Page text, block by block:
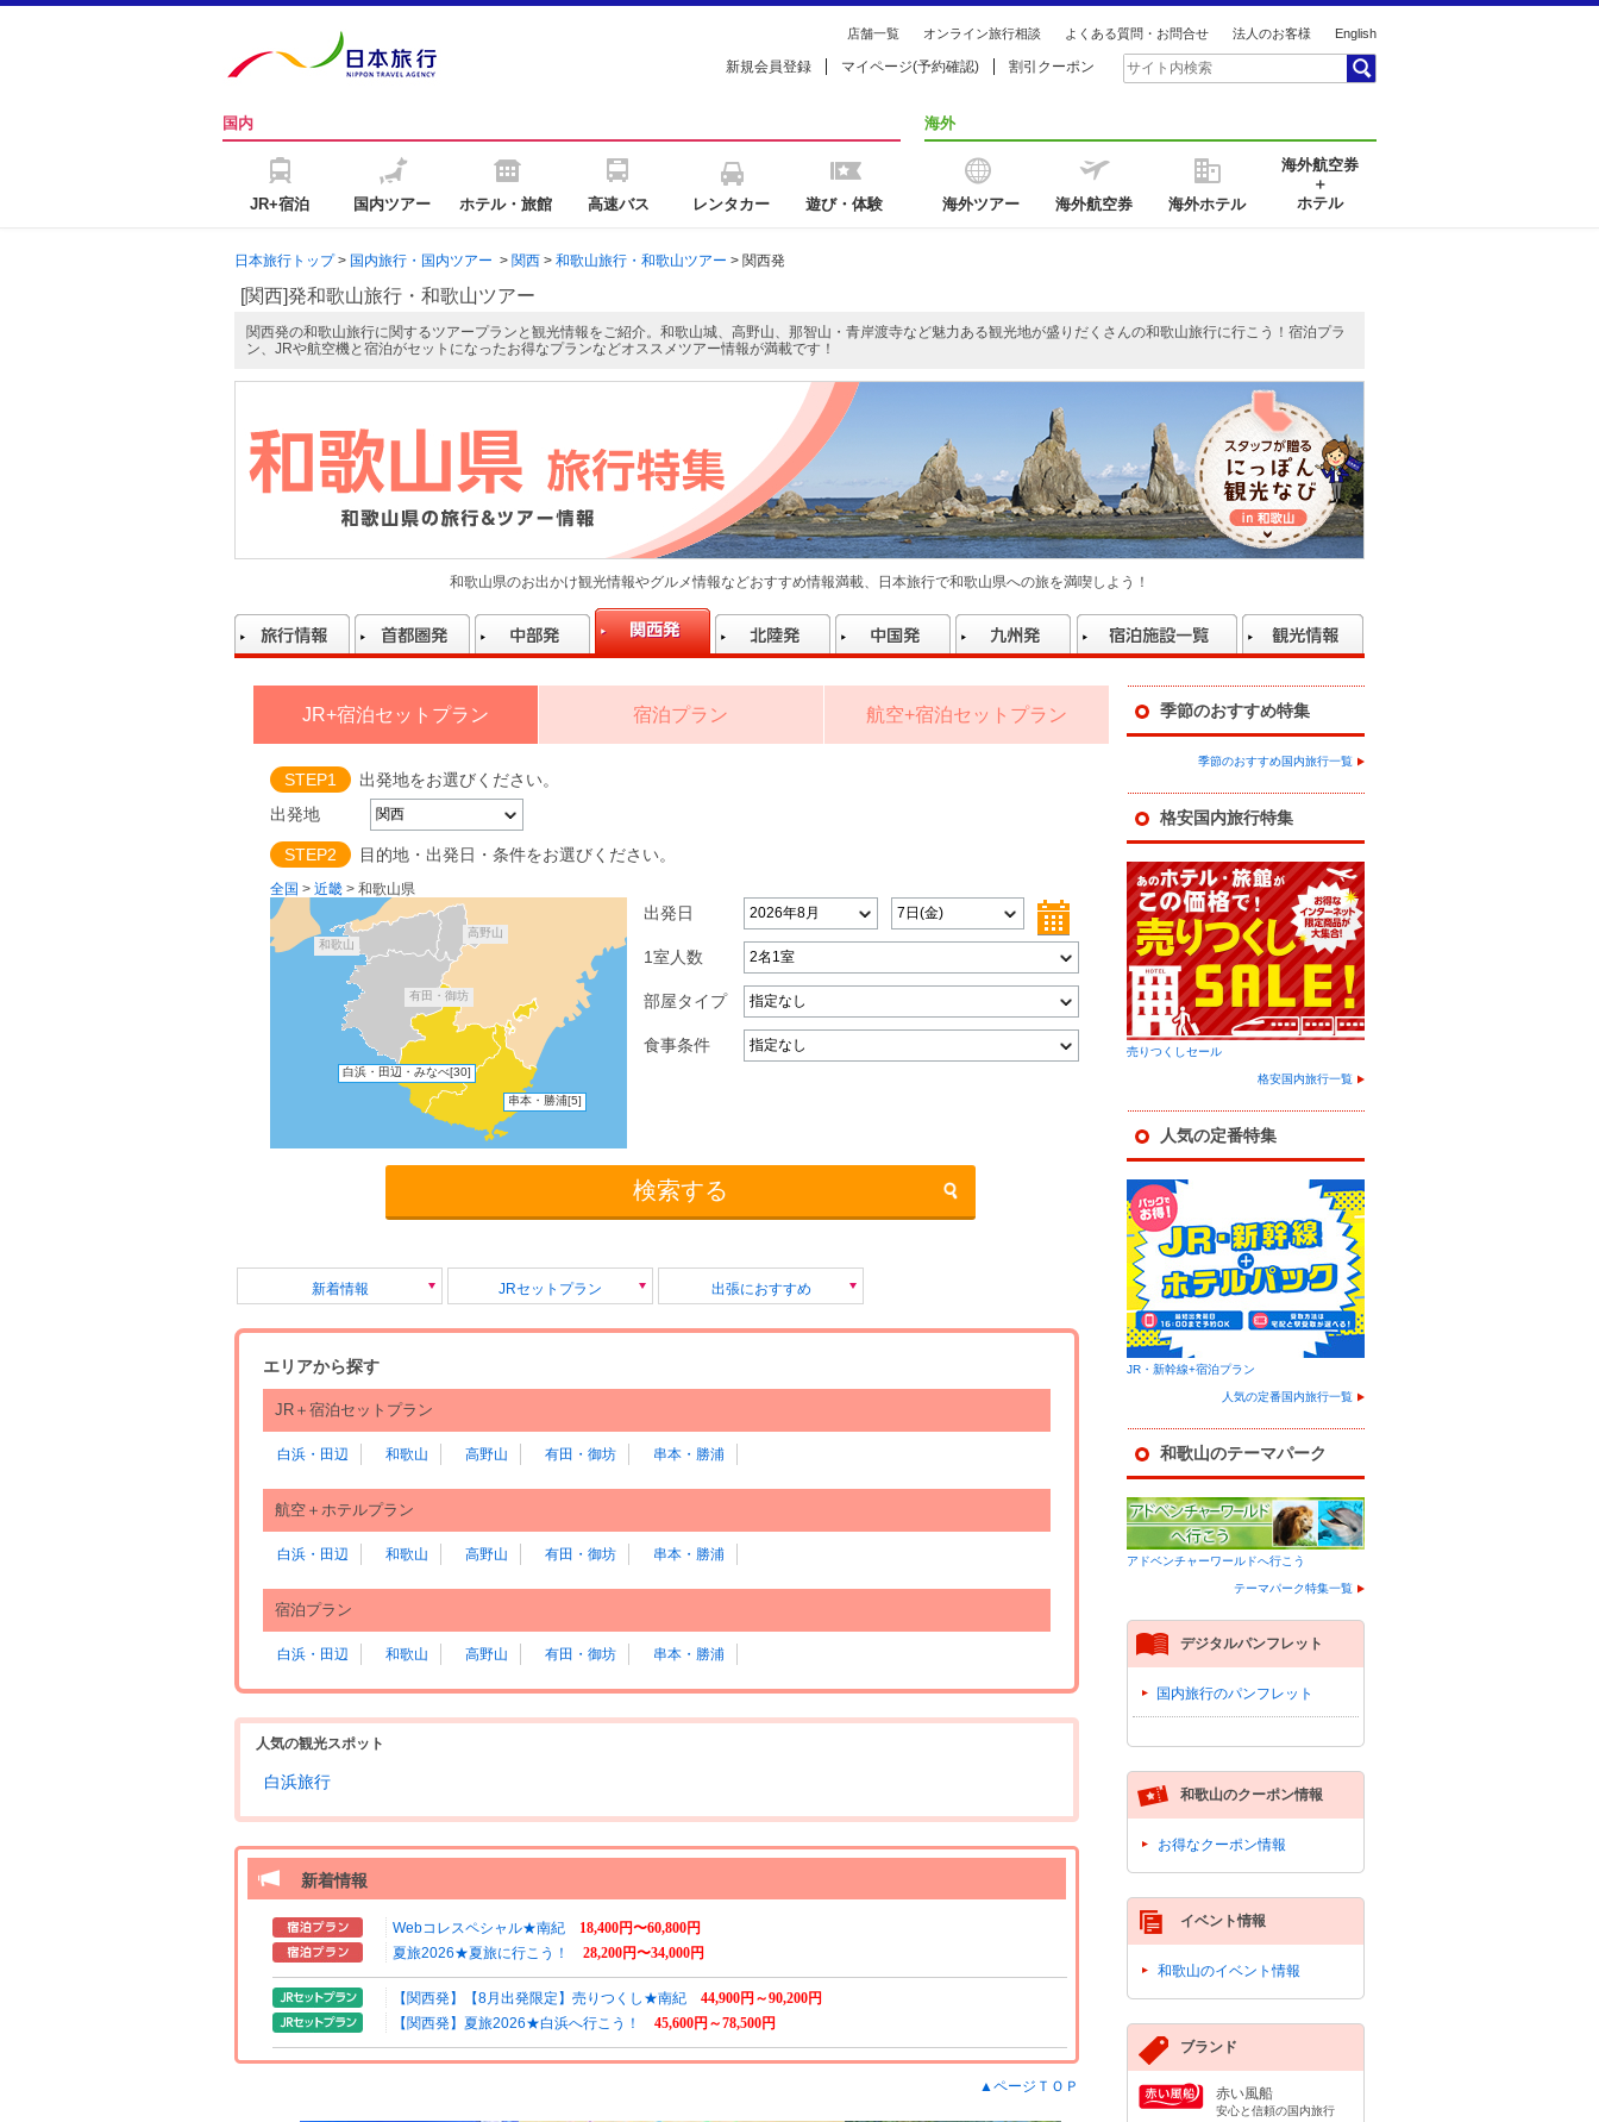
店舗一覧 オンライン旅行相談 よくある質問・お問合せ 法人のお客様 English
新規会員登録 マイページ(予約確認) 割引クーポン
国内
JR+宿泊 国内ツアー ホテル・旅館 高速バス レンタカー 遊び・体験
海外
海外ツアー 海外航空券 海外ホテル
海外航空券
＋
ホテル
日本旅行トップ> 国内旅行・国内ツアー > 関西 > 和歌山旅行・和歌山ツアー > 関西発
[関西]発和歌山旅行・和歌山ツアー
関西発の和歌山旅行に関するツアープランと観光情報をご紹介。和歌山城、高野山、那智山・青岸渡寺など魅力ある観光地が盛りだくさんの和歌山旅行に行こう！宿泊プラ
ン、JRや航空機と宿泊がセットになったお得なプランなどオススメツアー情報が満載です！
和歌山県のお出かけ観光情報やグルメ情報などおすすめ情報満載、日本旅行で和歌山県への旅を満喫しよう！
JR+宿泊セットプラン 宿泊プラン 航空+宿泊セットプラン
STEP1
出発地をお選びください。
出発地
STEP2 目的地・出発日・条件をお選びください。
全国 > 近畿 > 和歌山県
和歌山
高野山
有田・御坊
白浜・田辺・みなべ[30]
串本・勝浦[5]
出発日
1室人数
部屋タイプ
食事条件
検索する
新着情報 JRセットプラン 出張におすすめ
エリアから探す
JR＋宿泊セットプラン
白浜・田辺 和歌山 高野山 有田・御坊 串本・勝浦
航空＋ホテルプラン
白浜・田辺 和歌山 高野山 有田・御坊 串本・勝浦
宿泊プラン
白浜・田辺 和歌山 高野山 有田・御坊 串本・勝浦
人気の観光スポット
白浜旅行
新着情報
Webコレスペシャル★南紀
18,400円〜60,800円
夏旅2026★夏旅に行こう！
28,200円〜34,000円
【関西発】【8月出発限定】売りつくし★南紀
44,900円～90,200円
【関西発】夏旅2026★白浜へ行こう！
45,600円～78,500円
▲ページＴＯＰ
季節のおすすめ特集
季節のおすすめ国内旅行一覧
格安国内旅行特集
売りつくしセール
格安国内旅行一覧
人気の定番特集
JR・新幹線+宿泊プラン
人気の定番国内旅行一覧
和歌山のテーマパーク
アドベンチャーワールドへ行こう
テーマパーク特集一覧
デジタルパンフレット
国内旅行のパンフレット
和歌山のクーポン情報
お得なクーポン情報
イベント情報
和歌山のイベント情報
ブランド
赤い風船
安心と信頼の国内旅行